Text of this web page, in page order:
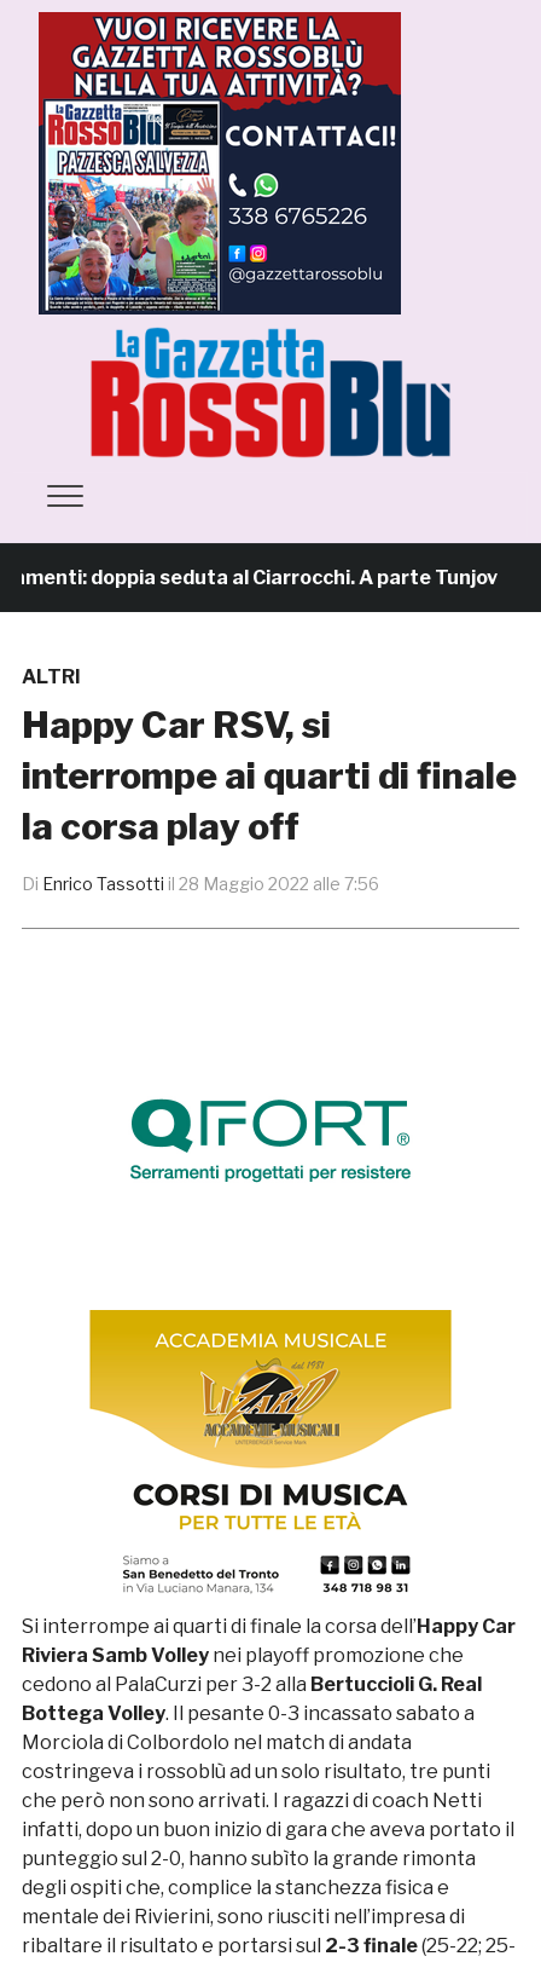
doppia seduta al Ciarrocchi. A parte Tunjov
ALTRI
Happy Car RSV, si
interrompe ai quarti di finale
la corsa play off
Di Enrico Tassotti il 28 Maggio 2022 alle 7:56
Si interrompe ai quarti di finale la corsa dell’ Happy Car
Riviera Samb Volleynei playoff promozione che
cedono al PalaCurzi per 3-2 alla Bertuccioli G. Real
Bottega Volley. Il pesante 0-3 incassato sabato a
Morciola di Colbordolo nel match di andata
costringeva i rossoblù ad un solo risultato, tre punti
che però non sono arrivati. I ragazzi di coach Netti
infatti, dopo un buon inizio di gara che aveva portato il
punteggio sul 2-0, hanno subìto la grande rimonta
degli ospiti che, complice la stanchezza fisica e
mentale dei Rivierini, sono riusciti nell’impresa di
ribaltare il risultato e portarsi sul 2-3 finale(25-22; 25-